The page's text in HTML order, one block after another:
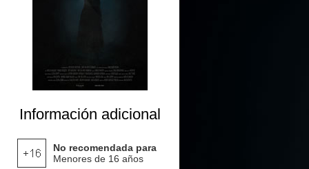
Información adicional
No recomendada para
Menores de 16 años